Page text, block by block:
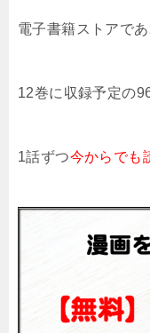
電子書籍ストアであ
12巻に収録予定の
1話ずつ今からでも